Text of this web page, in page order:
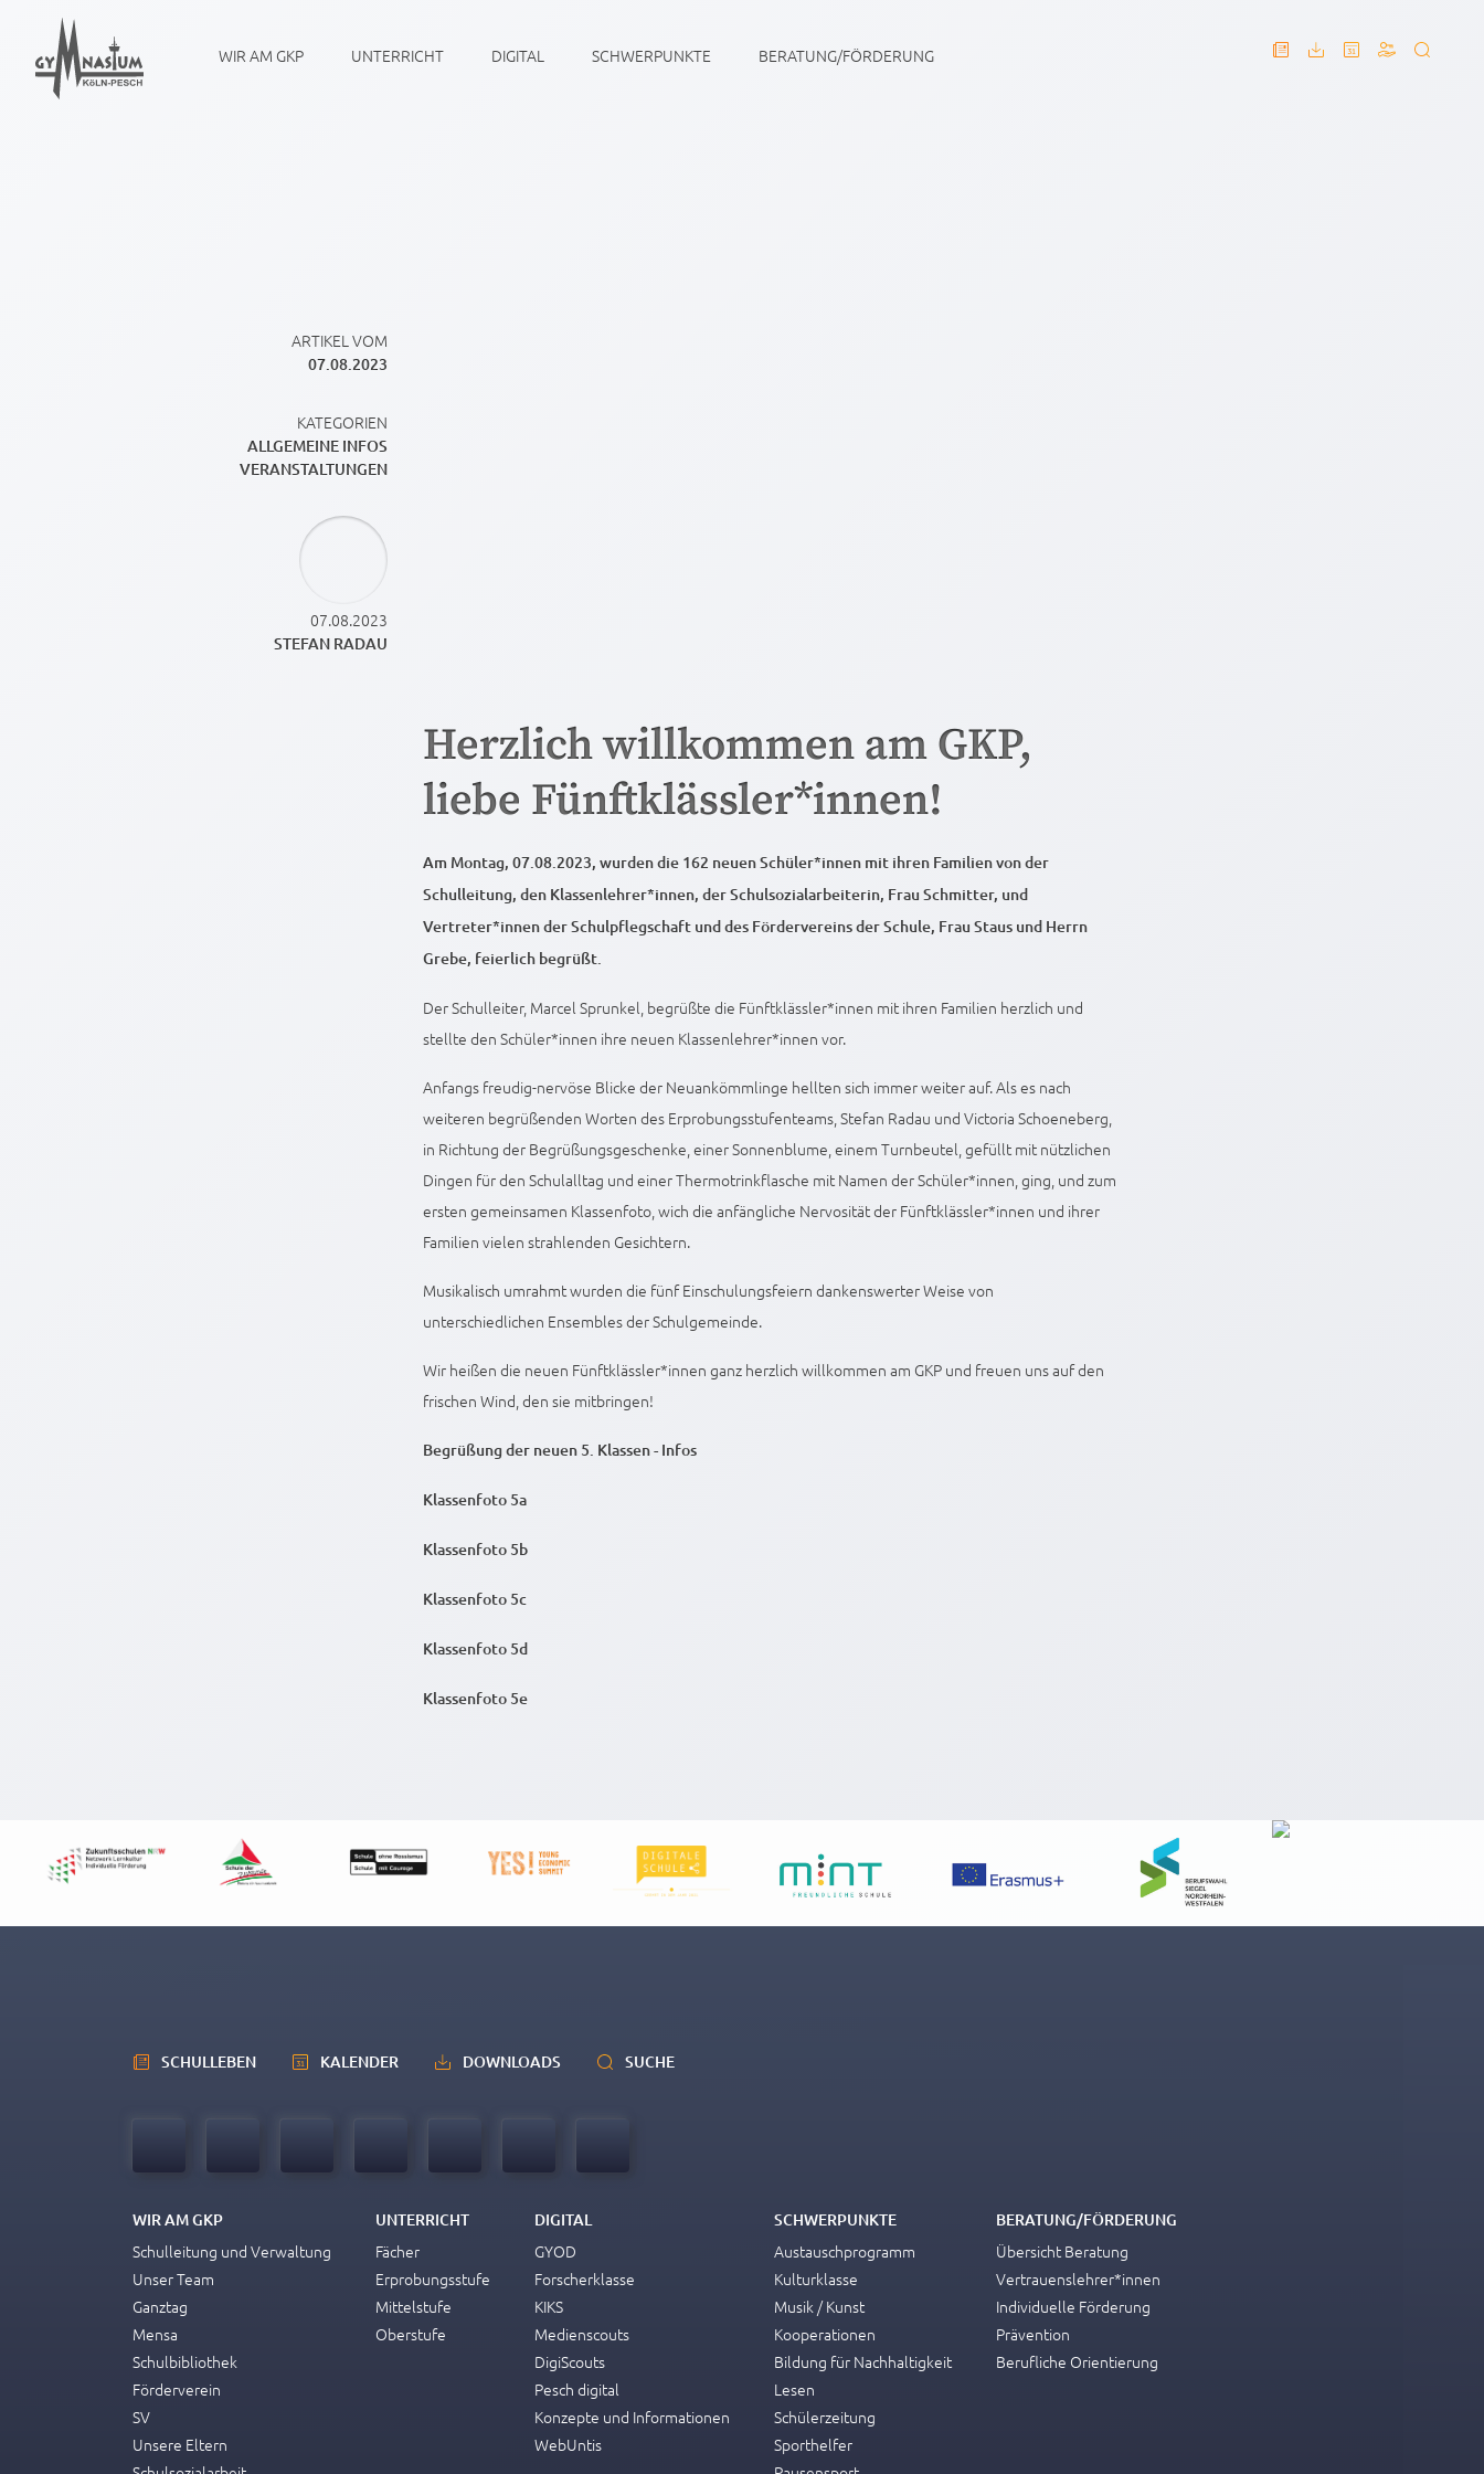
WIR AM GKP UNTERRICHT DIGITAL SCHWERPUNKTE BERATUNG/FÖRDERUNG
ARTIKEL VOM
07.08.2023
KATEGORIEN
ALLGEMEINE INFOS
VERANSTALTUNGEN
07.08.2023
STEFAN RADAU
Herzlich willkommen am GKP,
liebe Fünftklässler*innen!
Am Montag, 07.08.2023, wurden die 162 neuen Schüler*innen mit ihren Familien von der
Schulleitung, den Klassenlehrer*innen, der Schulsozialarbeiterin, Frau Schmitter, und
Vertreter*innen der Schulpflegschaft und des Fördervereins der Schule, Frau Staus und Herrn
Grebe, feierlich begrüßt.
Der Schulleiter, Marcel Sprunkel, begrüßte die Fünftklässler*innen mit ihren Familien herzlich und
stellte den Schüler*innen ihre neuen Klassenlehrer*innen vor.
Anfangs freudig-nervöse Blicke der Neuankömmlinge hellten sich immer weiter auf. Als es nach
weiteren begrüßenden Worten des Erprobungsstufenteams, Stefan Radau und Victoria Schoeneberg,
in Richtung der Begrüßungsgeschenke, einer Sonnenblume, einem Turnbeutel, gefüllt mit nützlichen
Dingen für den Schulalltag und einer Thermotrinkflasche mit Namen der Schüler*innen, ging, und zum
ersten gemeinsamen Klassenfoto, wich die anfängliche Nervosität der Fünftklässler*innen und ihrer
Familien vielen strahlenden Gesichtern.
Musikalisch umrahmt wurden die fünf Einschulungsfeiern dankenswerter Weise von
unterschiedlichen Ensembles der Schulgemeinde.
Wir heißen die neuen Fünftklässler*innen ganz herzlich willkommen am GKP und freuen uns auf den
frischen Wind, den sie mitbringen!
Begrüßung der neuen 5. Klassen - Infos
Klassenfoto 5a
Klassenfoto 5b
Klassenfoto 5c
Klassenfoto 5d
Klassenfoto 5e
SCHULLEBEN KALENDER DOWNLOADS SUCHE
WIR AM GKP
Schulleitung und Verwaltung
Unser Team
Ganztag
Mensa
Schulbibliothek
Förderverein
SV
Unsere Eltern
UNTERRICHT
Fächer
Erprobungsstufe
Mittelstufe
Oberstufe
DIGITAL
GYOD
Forscherklasse
KIKS
Medienscouts
DigiScouts
Pesch digital
Konzepte und Informationen
WebUntis
SCHWERPUNKTE
Austauschprogramm
Kulturklasse
Musik / Kunst
Kooperationen
Bildung für Nachhaltigkeit
Lesen
Schülerzeitung
Sporthelfer
BERATUNG/FÖRDERUNG
Übersicht Beratung
Vertrauenslehrer*innen
Individuelle Förderung
Prävention
Berufliche Orientierung